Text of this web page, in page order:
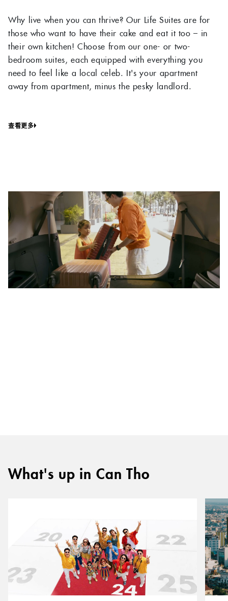
Why live when you can thrive? Our Life Suites are for
those who want to have their cake and eat it too – in
their own kitchen! Choose from our one- or two-
bedroom suites, each equipped with everything you
need to feel like a local celeb. It's your apartment
away from apartment, minus the pesky landlord.
查看更多
查看更多
What's up in Can Tho